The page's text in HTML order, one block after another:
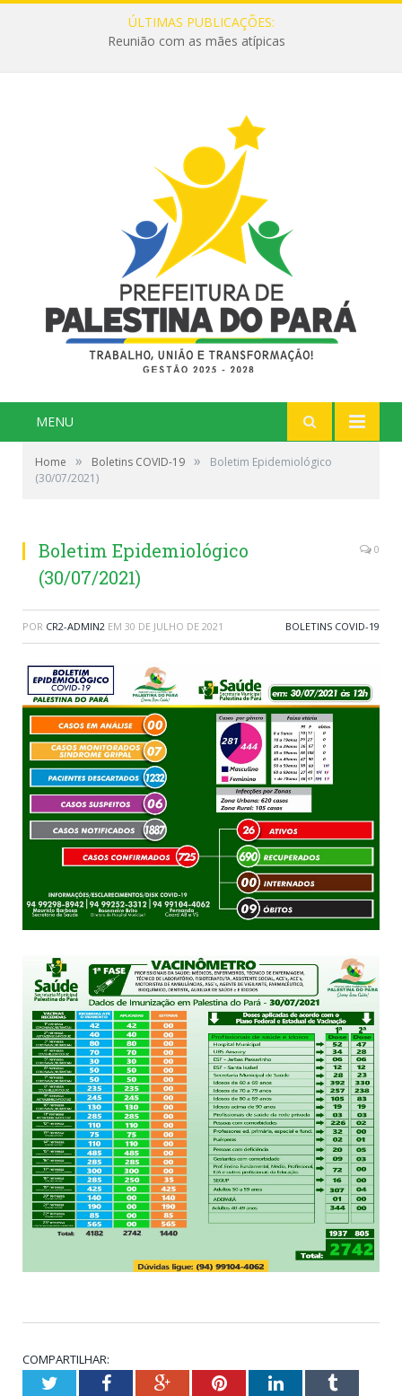
ÚLTIMAS PUBLICAÇÕES:
Reunião com as mães atípicas
MENU
Home » Boletins COVID-19 »
Boletim Epidemiológico
(30/07/2021)
Boletim Epidemiológico
(30/07/2021)
0
POR CR2-ADMIN2 EM 30 DE JULHO DE 2021 BOLETINS COVID-19
COMPARTILHAR:
TwitterFacebookGoogle+PinterestLinkedInTumblr